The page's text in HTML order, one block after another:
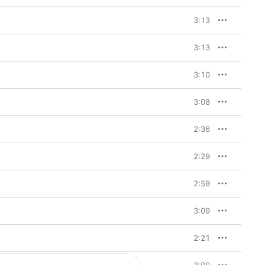
3:13
3:13
3:10
3:08
2:36
2:29
2:59
3:09
2:21